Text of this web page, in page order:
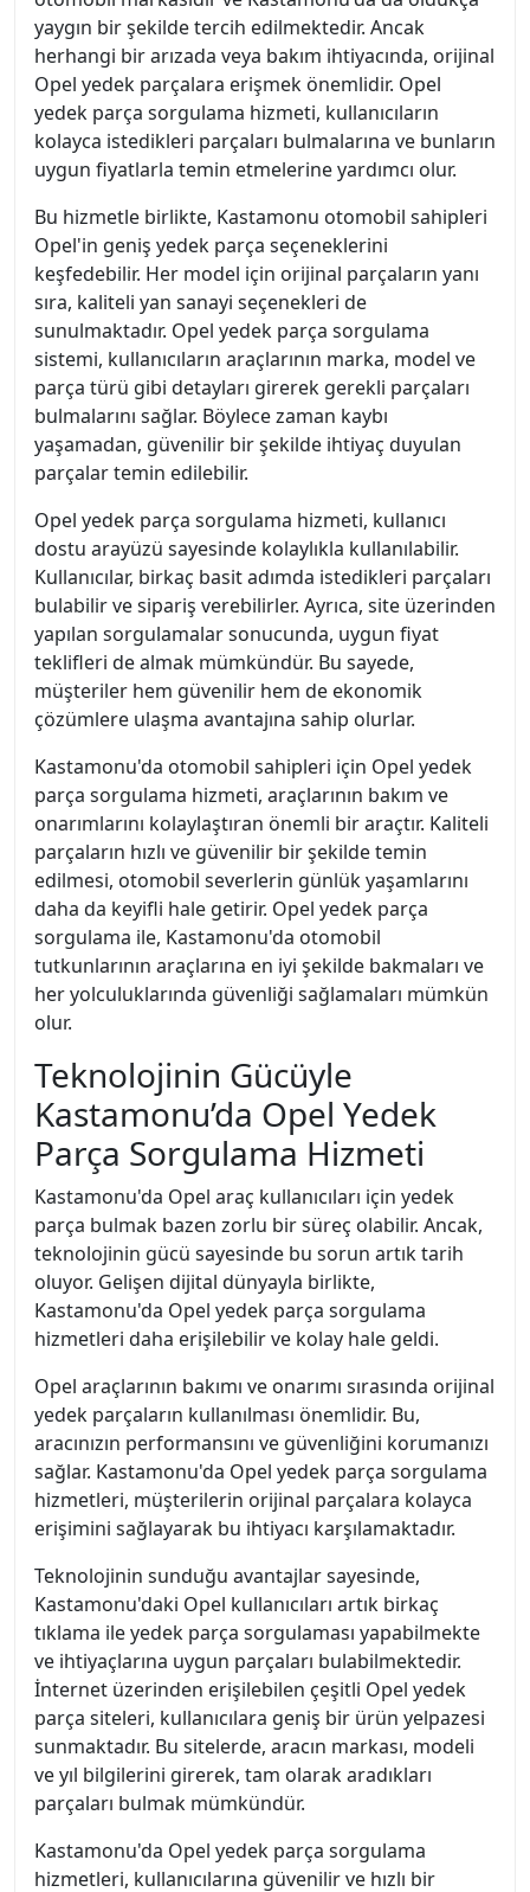
yaygın bir şekilde tercih edilmektedir. Ancak
herhangi bir arızada veya bakım ihtiyacında, orijinal
Opel yedek parçalara erişmek önemlidir. Opel
yedek parça sorgulama hizmeti, kullanıcıların
kolayca istedikleri parçaları bulmalarına ve bunların
uygun fiyatlarla temin etmelerine yardımcı olur.
Bu hizmetle birlikte, Kastamonu otomobil sahipleri
Opel'in geniş yedek parça seçeneklerini
keşfedebilir. Her model için orijinal parçaların yanı
sıra, kaliteli yan sanayi seçenekleri de
sunulmaktadır. Opel yedek parça sorgulama
sistemi, kullanıcıların araçlarının marka, model ve
parça türü gibi detayları girerek gerekli parçaları
bulmalarını sağlar. Böylece zaman kaybı
yaşamadan, güvenilir bir şekilde ihtiyaç duyulan
parçalar temin edilebilir.
Opel yedek parça sorgulama hizmeti, kullanıcı
dostu arayüzü sayesinde kolaylıkla kullanılabilir.
Kullanıcılar, birkaç basit adımda istedikleri parçaları
bulabilir ve sipariş verebilirler. Ayrıca, site üzerinden
yapılan sorgulamalar sonucunda, uygun fiyat
teklifleri de almak mümkündür. Bu sayede,
müşteriler hem güvenilir hem de ekonomik
çözümlere ulaşma avantajına sahip olurlar.
Kastamonu'da otomobil sahipleri için Opel yedek
parça sorgulama hizmeti, araçlarının bakım ve
onarımlarını kolaylaştıran önemli bir araçtır. Kaliteli
parçaların hızlı ve güvenilir bir şekilde temin
edilmesi, otomobil severlerin günlük yaşamlarını
daha da keyifli hale getirir. Opel yedek parça
sorgulama ile, Kastamonu'da otomobil
tutkunlarının araçlarına en iyi şekilde bakmaları ve
her yolculuklarında güvenliği sağlamaları mümkün
olur.
Teknolojinin Gücüyle
Kastamonu’da Opel Yedek
Parça Sorgulama Hizmeti
Kastamonu'da Opel araç kullanıcıları için yedek
parça bulmak bazen zorlu bir süreç olabilir. Ancak,
teknolojinin gücü sayesinde bu sorun artık tarih
oluyor. Gelişen dijital dünyayla birlikte,
Kastamonu'da Opel yedek parça sorgulama
hizmetleri daha erişilebilir ve kolay hale geldi.
Opel araçlarının bakımı ve onarımı sırasında orijinal
yedek parçaların kullanılması önemlidir. Bu,
aracınızın performansını ve güvenliğini korumanızı
sağlar. Kastamonu'da Opel yedek parça sorgulama
hizmetleri, müşterilerin orijinal parçalara kolayca
erişimini sağlayarak bu ihtiyacı karşılamaktadır.
Teknolojinin sunduğu avantajlar sayesinde,
Kastamonu'daki Opel kullanıcıları artık birkaç
tıklama ile yedek parça sorgulaması yapabilmekte
ve ihtiyaçlarına uygun parçaları bulabilmektedir.
İnternet üzerinden erişilebilen çeşitli Opel yedek
parça siteleri, kullanıcılara geniş bir ürün yelpazesi
sunmaktadır. Bu sitelerde, aracın markası, modeli
ve yıl bilgilerini girerek, tam olarak aradıkları
parçaları bulmak mümkündür.
Kastamonu'da Opel yedek parça sorgulama
hizmetleri, kullanıcılarına güvenilir ve hızlı bir